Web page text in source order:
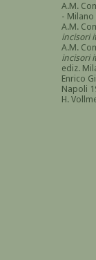
A.M.
- Milano
A.M.
incisori
A.M.
incisori
ediz.
Enrico
Napoli
H.